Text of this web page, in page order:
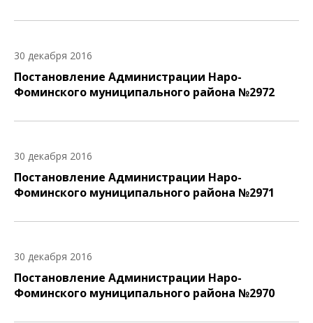
30 декабря 2016
Постановление Администрации Наро-
Фоминского муниципального района №2972
30 декабря 2016
Постановление Администрации Наро-
Фоминского муниципального района №2971
30 декабря 2016
Постановление Администрации Наро-
Фоминского муниципального района №2970